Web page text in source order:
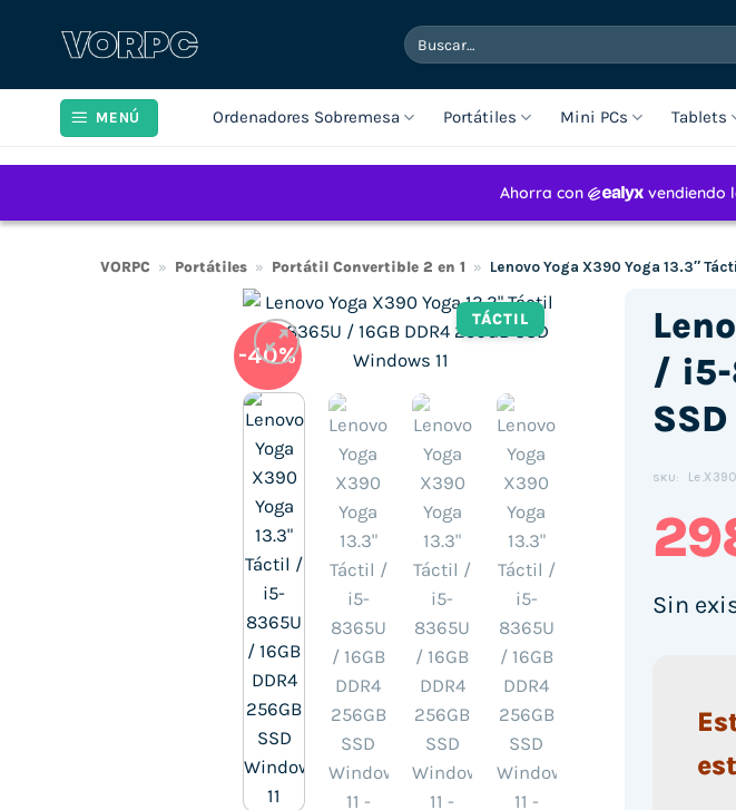
Buscar
por:
MENÚ Ordenadores Sobremesa Portátiles Mini PCs Tablets
VORPC » Portátiles » Portátil Convertible 2 en 1 » Lenovo Yoga X390 Yoga 13.3″
TÁCTIL
-40%
/ i5-
SKU:
Sin